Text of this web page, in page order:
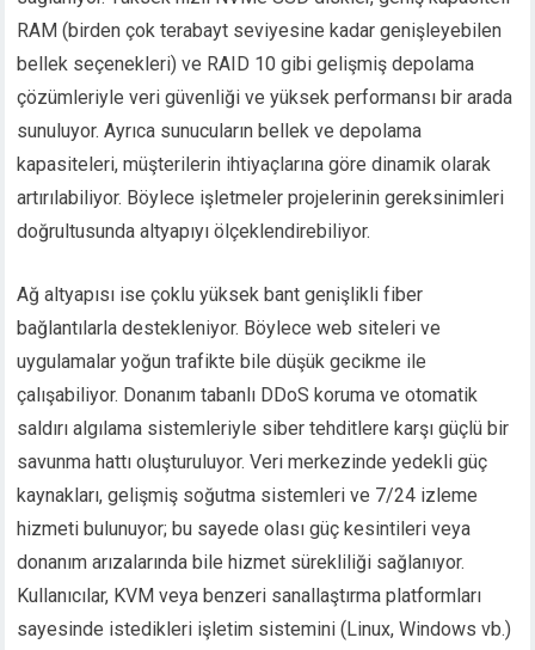
RAM (birden çok terabayt seviyesine kadar genişleyebilen
bellek seçenekleri) ve RAID 10 gibi gelişmiş depolama
çözümleriyle veri güvenliği ve yüksek performansı bir arada
sunuluyor. Ayrıca sunucuların bellek ve depolama
kapasiteleri, müşterilerin ihtiyaçlarına göre dinamik olarak
artırılabiliyor. Böylece işletmeler projelerinin gereksinimleri
doğrultusunda altyapıyı ölçeklendirebiliyor.
Ağ altyapısı ise çoklu yüksek bant genişlikli fiber
bağlantılarla destekleniyor. Böylece web siteleri ve
uygulamalar yoğun trafikte bile düşük gecikme ile
çalışabiliyor. Donanım tabanlı DDoS koruma ve otomatik
saldırı algılama sistemleriyle siber tehditlere karşı güçlü bir
savunma hattı oluşturuluyor. Veri merkezinde yedekli güç
kaynakları, gelişmiş soğutma sistemleri ve 7/24 izleme
hizmeti bulunuyor; bu sayede olası güç kesintileri veya
donanım arızalarında bile hizmet sürekliliği sağlanıyor.
Kullanıcılar, KVM veya benzeri sanallaştırma platformları
sayesinde istedikleri işletim sistemini (Linux, Windows vb.)